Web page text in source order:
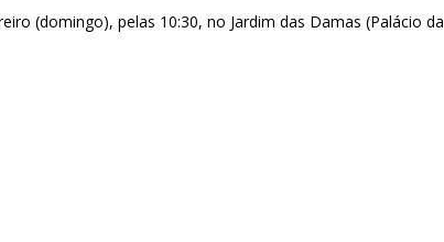
(domingo), pelas 10:30, no Jardim das Damas (Palácio da